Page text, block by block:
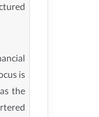
is
the